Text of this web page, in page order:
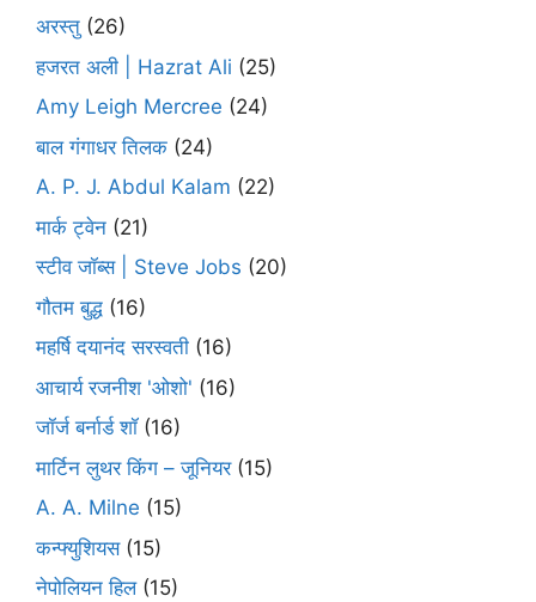
अरस्तु (26)
हजरत अली | Hazrat Ali (25)
Amy Leigh Mercree (24)
बाल गंगाधर तिलक (24)
A. P. J. Abdul Kalam (22)
मार्क ट्वेन (21)
स्टीव जॉब्स | Steve Jobs (20)
गौतम बुद्ध (16)
महर्षि दयानंद सरस्वती (16)
आचार्य रजनीश 'ओशो' (16)
जॉर्ज बर्नार्ड शॉ(16)
मार्टिन लुथर किंग – जूनियर(15)
A. A. Milne (15)
कन्फ्युशियस(15)
नेपोलियन हिल(15)